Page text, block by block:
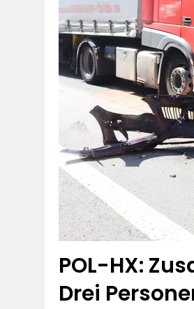
POL-HX:
Drei